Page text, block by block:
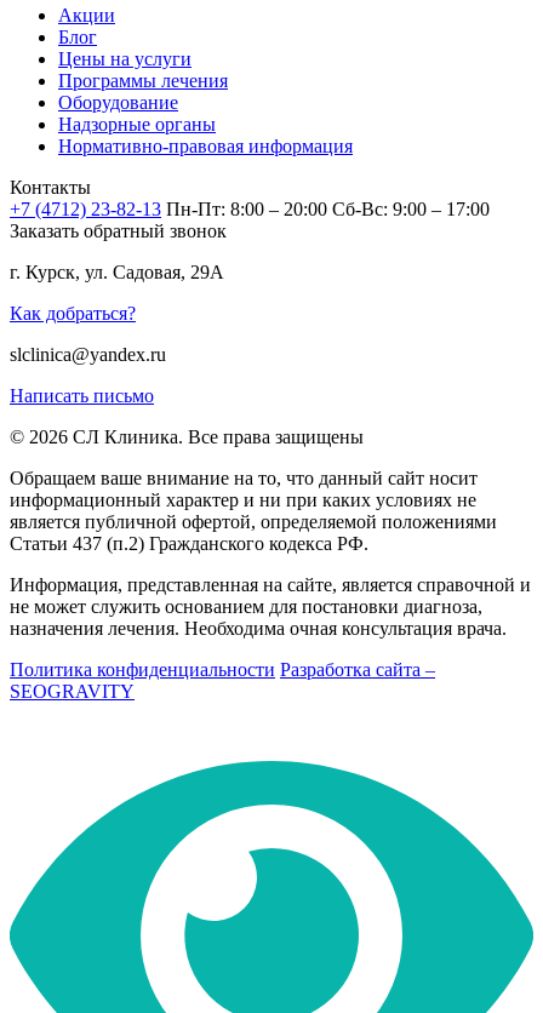
Акции
Блог
Цены на услуги
Программы лечения
Оборудование
Надзорные органы
Нормативно-правовая информация
Контакты
+7 (4712) 23-82-13 Пн-Пт: 8:00 – 20:00 Сб-Вс: 9:00 – 17:00
Заказать обратный звонок
г. Курск, ул. Садовая, 29А
Как добраться?
slclinica@yandex.ru
Написать письмо
© 2026 СЛ Клиника. Все права защищены
Обращаем ваше внимание на то, что данный сайт носит
информационный характер и ни при каких условиях не
является публичной офертой, определяемой положениями
Статьи 437 (п.2) Гражданского кодекса РФ.
Информация, представленная на сайте, является справочной и
не может служить основанием для постановки диагноза,
назначения лечения. Необходима очная консультация врача.
Политика конфиденциальности Разработка сайта –
SEOGRAVITY